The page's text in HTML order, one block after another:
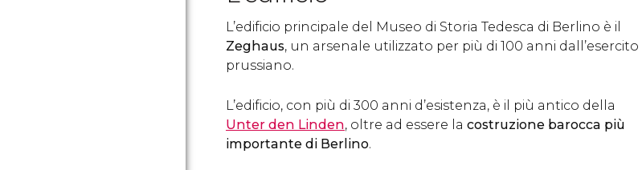
L’edificio principale del Museo di Storia Tedesca di Berlino è il
Zeghaus, un arsenale utilizzato per più di 100 anni dall’esercito
prussiano.
L’edificio, con più di 300 anni d’esistenza, è il più antico della
Unter den Linden, oltre ad essere la costruzione barocca più
importante di Berlino.